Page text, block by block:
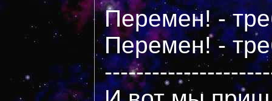
Перемен! -
Перемен! -